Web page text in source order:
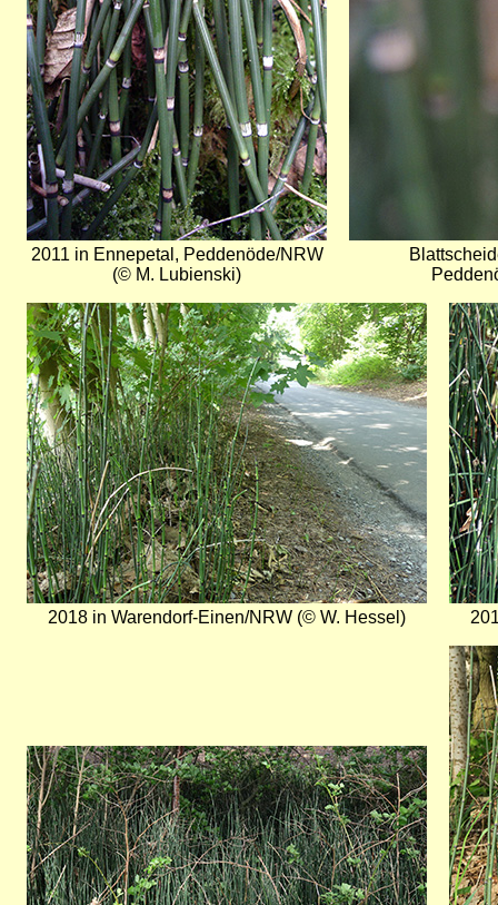
2011 in Ennepetal, Peddenöde/NRW
(© M. Lubienski)
Bild
2018 in Warendorf-Einen/NRW (© W. Hessel)
Bild
Bild
Bild